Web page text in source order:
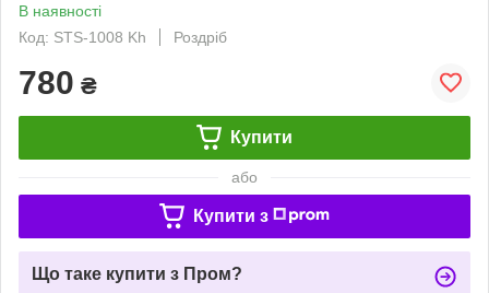
В наявності
Код: STS-1008 Kh
Роздріб
780 ₴
Купити
або
Купити з
Що таке купити з Пром?